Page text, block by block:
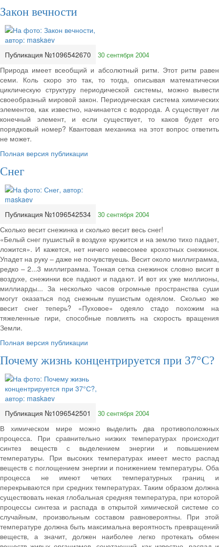
Закон вечности
Публикация №1096542670 30 сентября 2004
Природа имеет всеобщий и абсолютный ритм. Этот ритм равен
семи. Коль скоро это так, то тогда, описывая математически
циклическую структуру периодической системы, можно вывести
своеобразный мировой закон. Периодическая система химических
элементов, как известно, начинается с водорода. А существует ли
конечный элемент, и если существует, то каков будет его
порядковый номер? Квантовая механика на этот вопрос ответить
не может.
Полная версия публикации
Снег
Публикация №1096542534 30 сентября 2004
Сколько весит снежинка и сколько весит весь снег!
«Белый снег пушистый в воздухе кружится и на землю тихо падает,
ложится». И кажется, нет ничего невесомее крохотных снежинок.
Упадет на руку – даже не почувствуешь. Весит около миллиграмма,
редко – 2...3 миллиграмма. Тонкая сетка снежинок словно висит в
воздухе, снежинки все падают и падают. И вот их уже миллионы,
миллиарды... За несколько часов огромные пространства суши
могут оказаться под снежным пушистым одеялом. Сколько же
весит снег теперь? «Пуховое» одеяло стадо похожим на
тяжеленные гири, способные повлиять на скорость вращения
Земли.
Полная версия публикации
Почему жизнь концентрируется при 37°С?
Публикация №1096542501 30 сентября 2004
В химическом мире можно выделить два противоположных
процесса. При сравнительно низких температурах происходит
синтез веществ с выделением энергии и повышением
температуры. При высоких температурах имеет место распад
веществ с поглощением энергии и понижением температуры. Оба
процесса не имеют четких температурных границ и
перекрываются при средних температурах. Таким образом должна
существовать некая глобальная средняя температура, при которой
процессы синтеза и распада в открытой химической системе со
случайным, произвольным составом равновероятны. При этой
температуре должна быть максимальна вероятность превращений
веществ, а значит, должен наиболее легко протекать обмен